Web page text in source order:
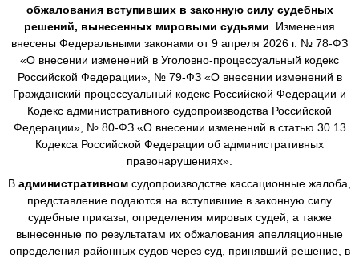
обжалования вступивших в законную силу судебных
решений, вынесенных мировыми судьями . Изменения
внесены Федеральными законами от 9 апреля 2026 г. № 78-ФЗ
«О внесении изменений в Уголовно-процессуальный кодекс
Российской Федерации», № 79-ФЗ «О внесении изменений в
Гражданский процессуальный кодекс Российской Федерации и
Кодекс административного судопроизводства Российской
Федерации», № 80-ФЗ «О внесении изменений в статью 30.13
Кодекса Российской Федерации об административных
правонарушениях».
В административном судопроизводстве кассационные жалоба,
представление подаются на вступившие в законную силу
судебные приказы, определения мировых судей, а также
вынесенные по результатам их обжалования апелляционные
определения районных судов через суд, принявший решение, в